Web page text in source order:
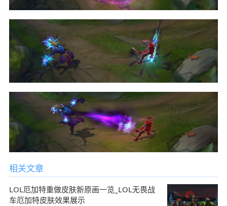
相关文章
LOL厄加特重做皮肤新原画一览_LOL无畏战
车厄加特皮肤效果展示